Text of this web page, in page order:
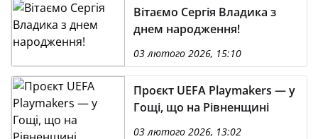
Вітаємо Сергія Владика з
днем народження!
03 лютого 2026, 15:10
Проєкт UEFA Playmakers — у
Гощі, що на Рівненщині
03 лютого 2026, 13:02